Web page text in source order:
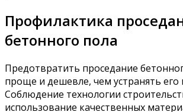
Профилактика
бетонного пола
Предотвратить проседание
проще и дешевле, чем устранять его
Соблюдение технологии
использование качественных